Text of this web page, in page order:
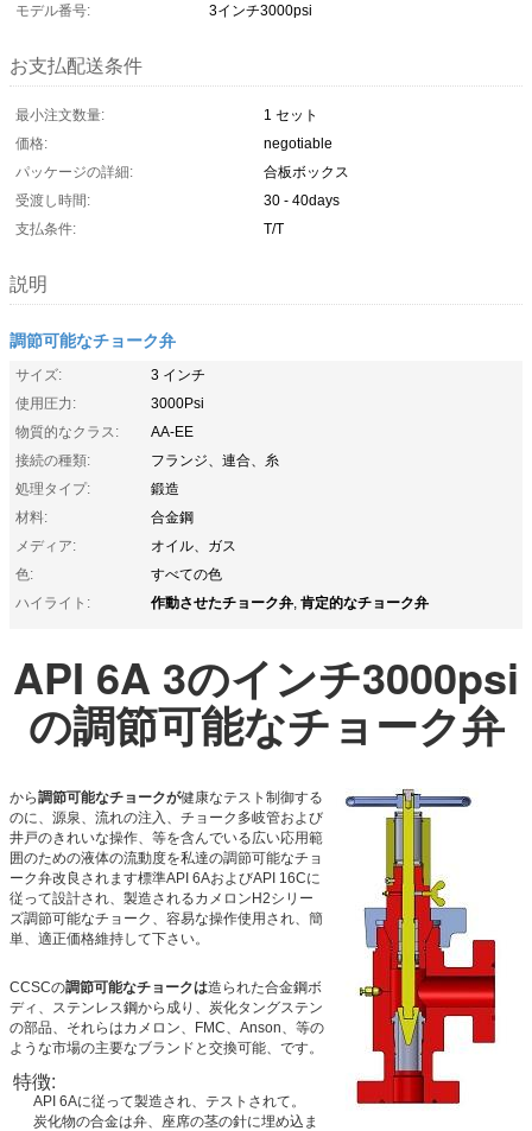
モデル番号:
3インチ3000psi
お支払配送条件
最小注文数量:
1 セット
価格:
negotiable
パッケージの詳細:
合板ボックス
受渡し時間:
30 - 40days
支払条件:
T/T
説明
調節可能なチョーク弁
サイズ:
3 インチ
使用圧力:
3000Psi
物質的なクラス:
AA-EE
接続の種類:
フランジ、連合、糸
処理タイプ:
鍛造
材料:
合金鋼
メディア:
オイル、ガス
色:
すべての色
ハイライト:
作動させたチョーク弁, 肯定的なチョーク弁
API 6A 3のインチ3000psi
の調節可能なチョーク弁
から調節可能なチョークが健康なテスト制御する
のに、源泉、流れの注入、チョーク多岐管および
井戸のきれいな操作、等を含んでいる広い応用範
囲のための液体の流動度を私達の調節可能なチョ
ーク弁改良されます標準API 6AおよびAPI 16Cに
従って設計され、製造されるカメロンH2シリー
ズ調節可能なチョーク、容易な操作使用され、簡
単、適正価格維持して下さい。
CCSCの調節可能なチョークは造られた合金鋼ボ
ディ、ステンレス鋼から成り、炭化タングステン
の部品、それらはカメロン、FMC、Anson、等の
ような市場の主要なブランドと交換可能、です。
特徴:
API 6Aに従って製造され、テストされて。
炭化物の合金は弁、座席の茎の針に埋め込ま